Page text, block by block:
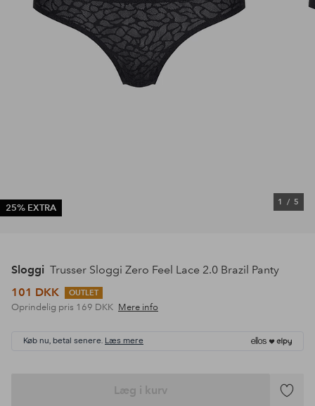
25% EXTRA
1 / 5
Sloggi Trusser Sloggi Zero Feel Lace 2.0 Brazil Panty
101 DKK
OUTLET
Oprindelig pris 169 DKK Mere info
Køb nu, betal senere. Læs mere
Læg i kurv
Tilføj